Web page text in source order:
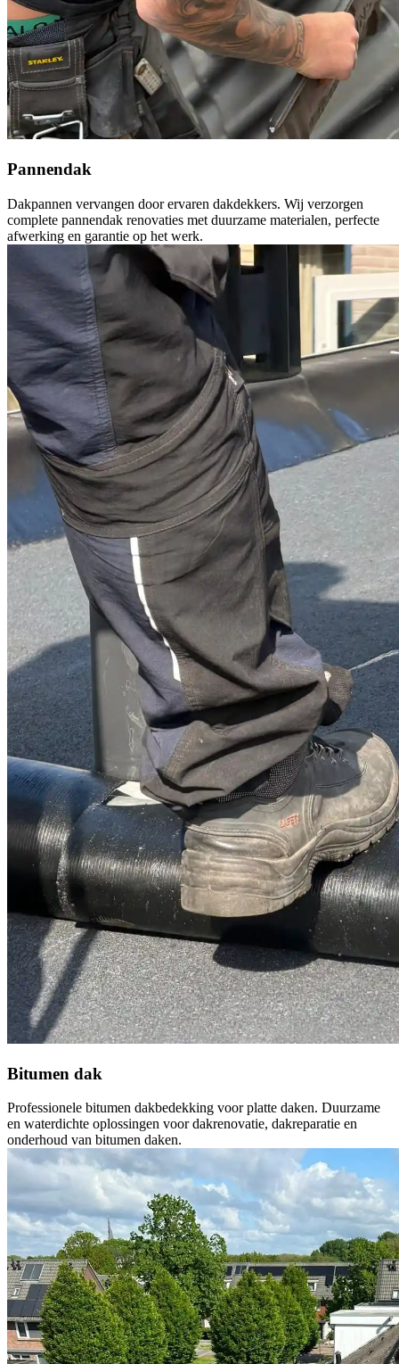
Pannendak
Dakpannen vervangen door ervaren dakdekkers. Wij verzorgen
complete pannendak renovaties met duurzame materialen, perfecte
afwerking en garantie op het werk.
Bitumen dak
Professionele bitumen dakbedekking voor platte daken. Duurzame
en waterdichte oplossingen voor dakrenovatie, dakreparatie en
onderhoud van bitumen daken.